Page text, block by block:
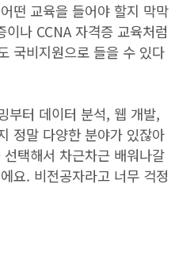
떤 교육을 들어야 할지 막막
나 CCNA 자격증 교육처럼
국비지원으로 들을 수 있다
부터 데이터 분석, 웹 개발,
정말 다양한 분야가 있잖아
택해서 차근차근 배워나갈
요. 비전공자라고 너무 걱정